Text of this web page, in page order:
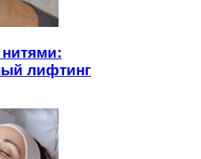
лифтинг